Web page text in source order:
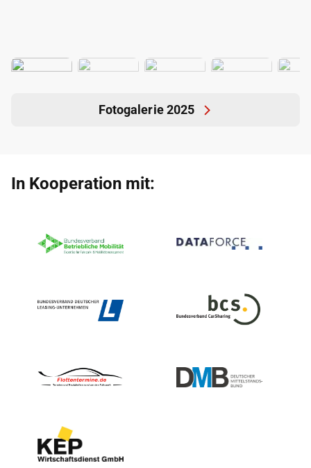
Fotogalerie 2025
In Kooperation mit: